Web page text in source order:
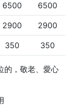
6500 6500
2900 2900
350 350
的，敬老、愛心